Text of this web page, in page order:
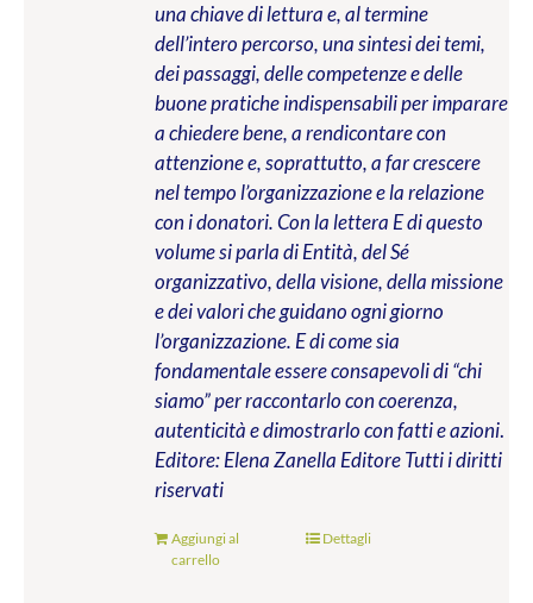
una chiave di lettura e, al termine
dell’intero percorso, una sintesi dei temi,
dei passaggi, delle competenze e delle
buone pratiche indispensabili per imparare
a chiedere bene, a rendicontare con
attenzione e, soprattutto, a far crescere
nel tempo l’organizzazione e la relazione
con i donatori. Con la lettera E di questo
volume si parla di Entità, del Sé
organizzativo, della visione, della missione
e dei valori che guidano ogni giorno
l’organizzazione. E di come sia
fondamentale essere consapevoli di “chi
siamo” per raccontarlo con coerenza,
autenticità e dimostrarlo con fatti e azioni.
Editore: Elena Zanella EditoreTutti i diritti
riservati
Aggiungi al
carrello
Dettagli